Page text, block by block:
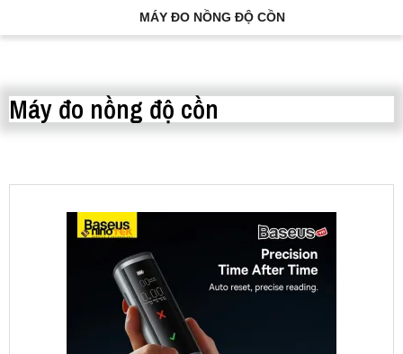
MÁY ĐO NỒNG ĐỘ CỒN
Máy đo nồng độ cồn